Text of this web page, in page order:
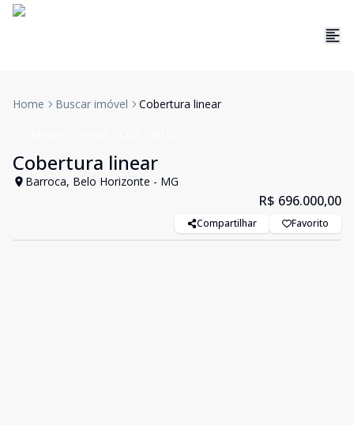
Home Buscar imóvel Cobertura linear
Cobertura linear
Barroca, Belo Horizonte - MG
R$ 696.000,00
Compartilhar Favorito